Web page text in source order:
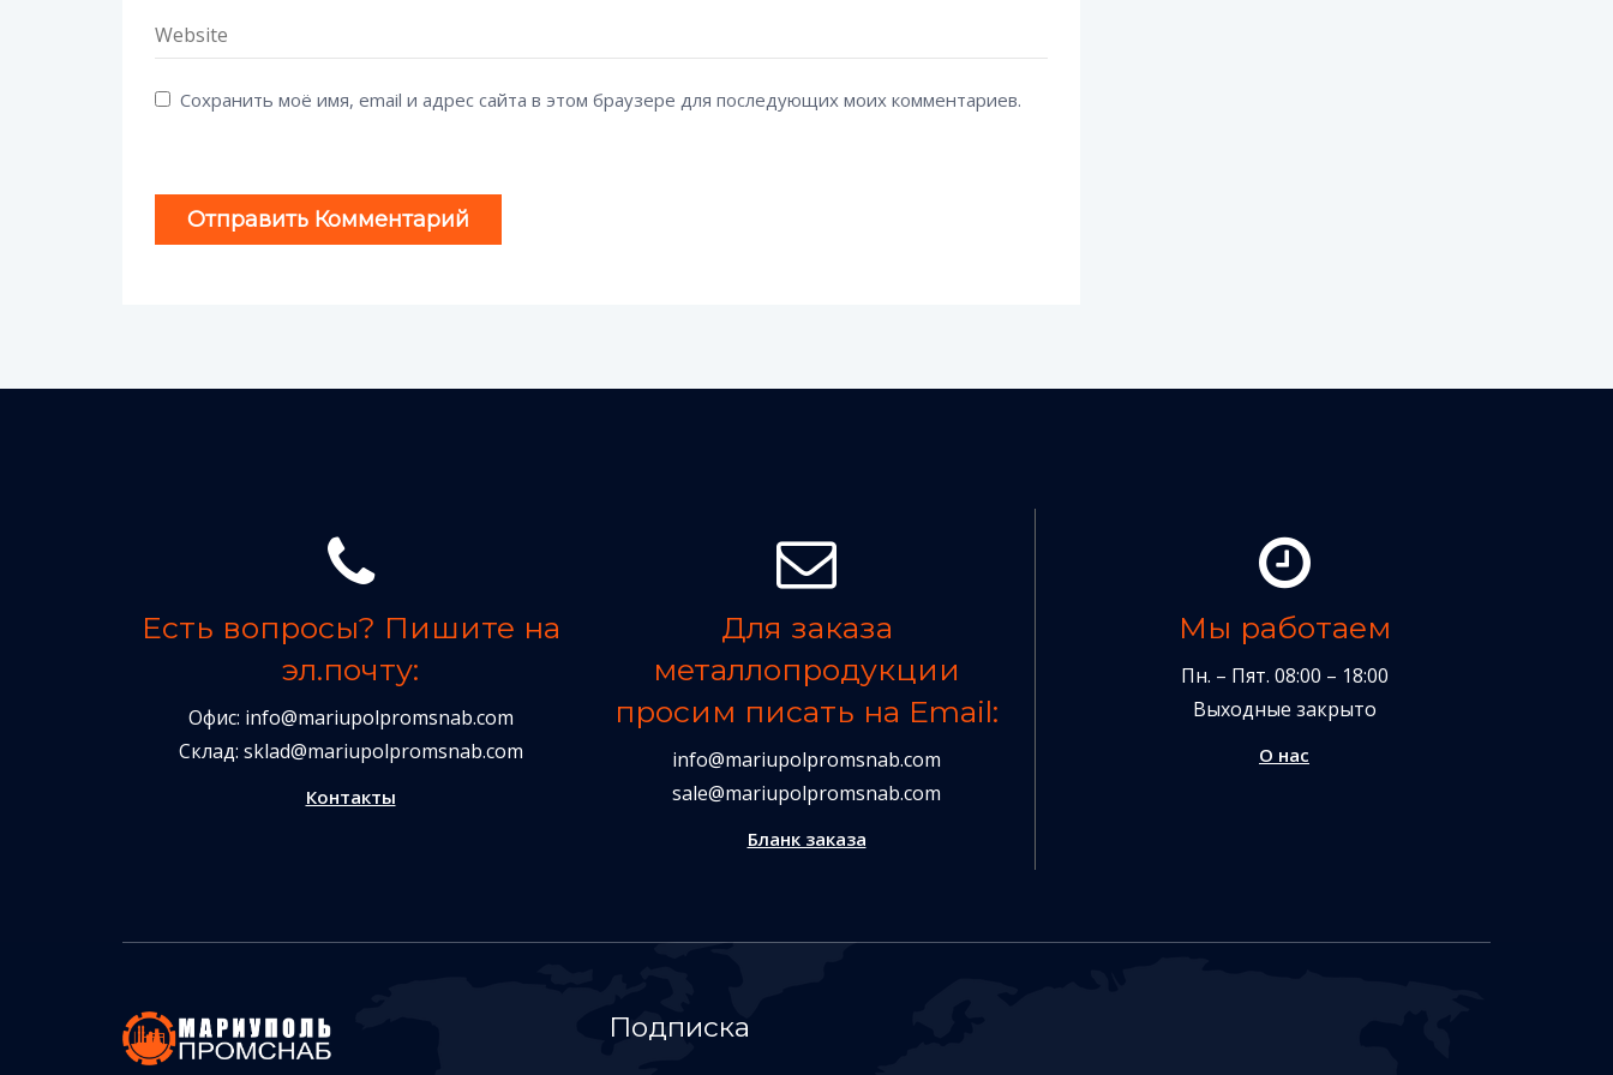
Сохранить моё имя, email и адрес сайта в этом браузере для последующих моих комментариев.
Есть вопросы? Пишите на
эл.почту:
Офис: info@mariupolpromsnab.com
Склад: sklad@mariupolpromsnab.com
Контакты
Для заказа
металлопродукции
просим писать на Email:
info@mariupolpromsnab.com
sale@mariupolpromsnab.com
Бланк заказа
Мы работаем
Пн. – Пят. 08:00 – 18:00
Выходные закрыто
О нас
Подписка